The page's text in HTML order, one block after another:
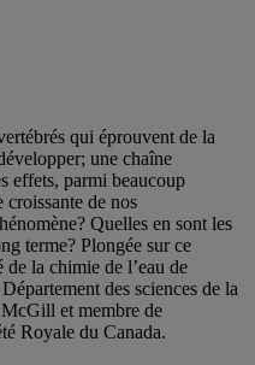
qui éprouvent de la
une chaîne
effets, parmi beaucoup
croissante de nos
Quelles en sont les
terme? Plongée sur ce
la chimie de l’eau de
des sciences de la
et membre de
Royale du Canada.